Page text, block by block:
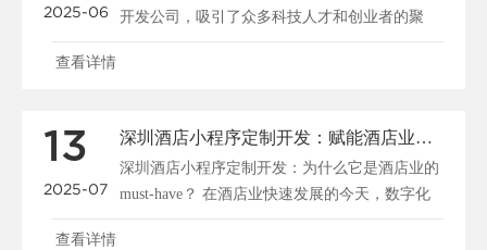
2025-06
开发公司，吸引了众多科技人才和创业者的聚
集。这里的公司不仅在技术上处于国内前沿...
查看详情
13
2025-07
深圳酒店小程序定制开发：赋能酒店业创新与数字化转型
深圳酒店小程序定制开发：为什么它是酒店业的
must-have？ 在酒店业快速发展的今天，数字化
工具正在重塑行业的运营模式...
查看详情